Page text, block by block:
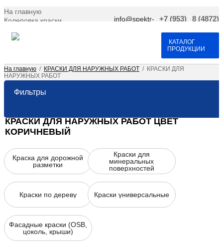
На главную
Колеровка краски
Договор оферта
info@spektr-
+7 (953)
8 (4872)
КАТАЛОГ
ПРОДУКЦИИ
На главную / КРАСКИ ДЛЯ НАРУЖНЫХ РАБОТ / КРАСКИ ДЛЯ
НАРУЖНЫХ РАБОТ
Фильтры
КРАСКИ ДЛЯ НАРУЖНЫХ РАБОТ ЦВЕТ
КОРИЧНЕВЫЙ
Краска для дорожной
разметки
Краски для
минеральных
поверхностей
Краски по дереву Краски универсальные
Фасадные краски (OSB,
цоколь, крыши)